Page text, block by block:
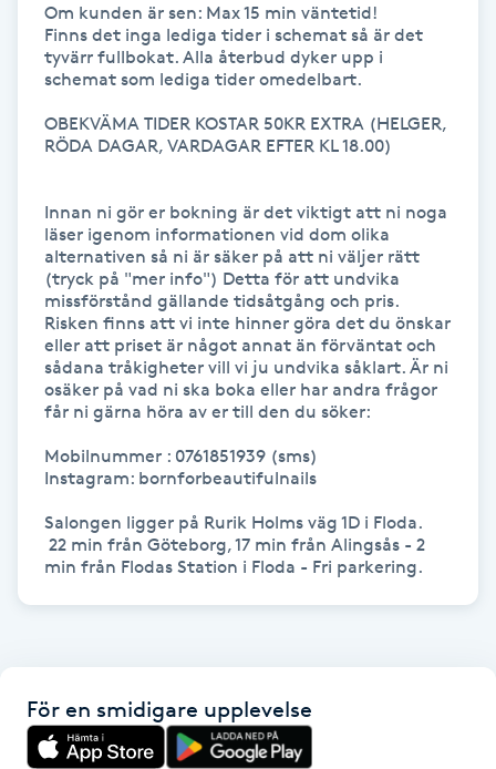
Healing
Herrklippning
Hollywood Peel
Hot Stone Massage
Hot yoga
Hudföryngring
Huduppstramning
Hudvård
Hyaluronsyra
Hypnos
Om kunden är sen: Max 15 min väntetid!
Finns det inga lediga tider i schemat så är det
tyvärr fullbokat. Alla återbud dyker upp i
schemat som lediga tider omedelbart.
OBEKVÄMA TIDER KOSTAR 50KR EXTRA (HELGER,
RÖDA DAGAR, VARDAGAR EFTER KL 18.00)
Innan ni gör er bokning är det viktigt att ni noga
läser igenom informationen vid dom olika
alternativen så ni är säker på att ni väljer rätt
(tryck på "mer info") Detta för att undvika
missförstånd gällande tidsåtgång och pris.
Risken finns att vi inte hinner göra det du önskar
eller att priset är något annat än förväntat och
sådana tråkigheter vill vi ju undvika såklart. Är ni
osäker på vad ni ska boka eller har andra frågor
får ni gärna höra av er till den du söker:
Mobilnummer : 0761851939 (sms)
Instagram: bornforbeautifulnails
Salongen ligger på Rurik Holms väg 1D i Floda.
För en smidigare upplevelse